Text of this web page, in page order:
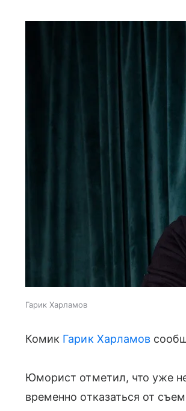
Гарик Харламов
Комик Гарик Харламов
Юморист отметил, что уже
временно отказаться от